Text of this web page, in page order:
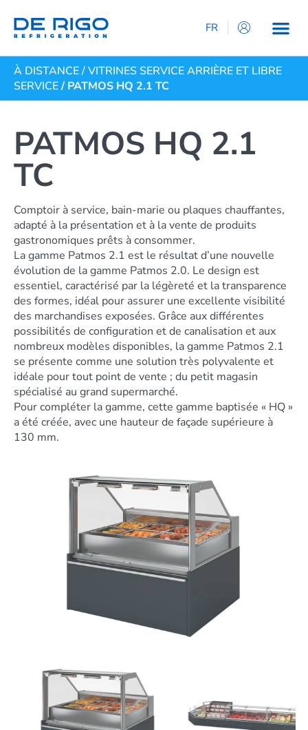
FR
IT
EN
À DISTANCE/VITRINES SERVICE ARRIÈRE ET LIBRE
SERVICE/ PATMOS HQ 2.1 TC
PATMOS HQ 2.1
TC
Comptoir à service, bain-marie ou plaques chauffantes,
adapté à la présentation et à la vente de produits
gastronomiques prêts à consommer.
La gamme Patmos 2.1 est le résultat d’une nouvelle
évolution de la gamme Patmos 2.0. Le design est
essentiel, caractérisé par la légèreté et la transparence
des formes, idéal pour assurer une excellente visibilité
des marchandises exposées. Grâce aux différentes
possibilités de configuration et de canalisation et aux
nombreux modèles disponibles, la gamme Patmos 2.1
se présente comme une solution très polyvalente et
idéale pour tout point de vente ; du petit magasin
spécialisé au grand supermarché.
Pour compléter la gamme, cette gamme baptisée « HQ »
a été créée, avec une hauteur de façade supérieure à
130 mm.